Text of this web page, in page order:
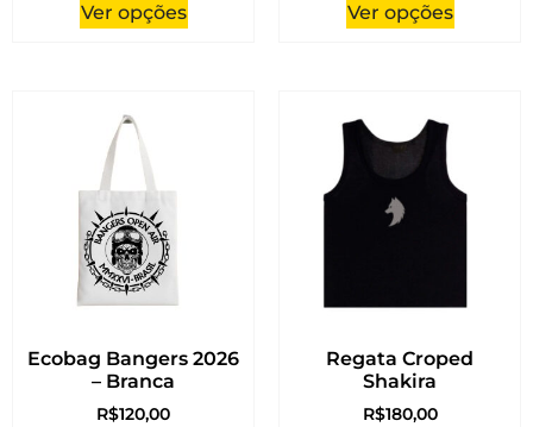
Ver opções Ver opções
Ecobag Bangers 2026
– Branca
R$120,00
Regata Croped
Shakira
R$180,00